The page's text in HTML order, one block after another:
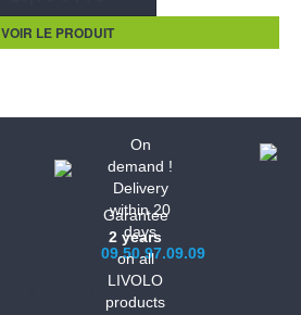
VOIR LE PRODUIT
On
demand !
Delivery
within 20
days
09.50.97.09.09
Garantee
2 years
on all
LIVOLO
products